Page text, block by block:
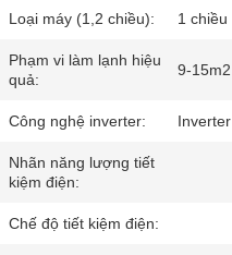
Loại máy (1,2 chiều): 1 chiều
Phạm vi làm lạnh hiệu
quả:
9-15m2
Công nghệ inverter: Inverter
Nhãn năng lượng tiết
kiệm điện:
Chế độ tiết kiệm điện: